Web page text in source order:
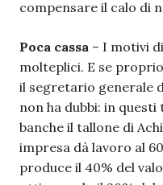
compensare il calo di
Poca cassa – I motivi
molteplici. E se
il segretario generale
non ha dubbi: in
banche il tallone di
impresa dà lavoro al
produce il 40% del